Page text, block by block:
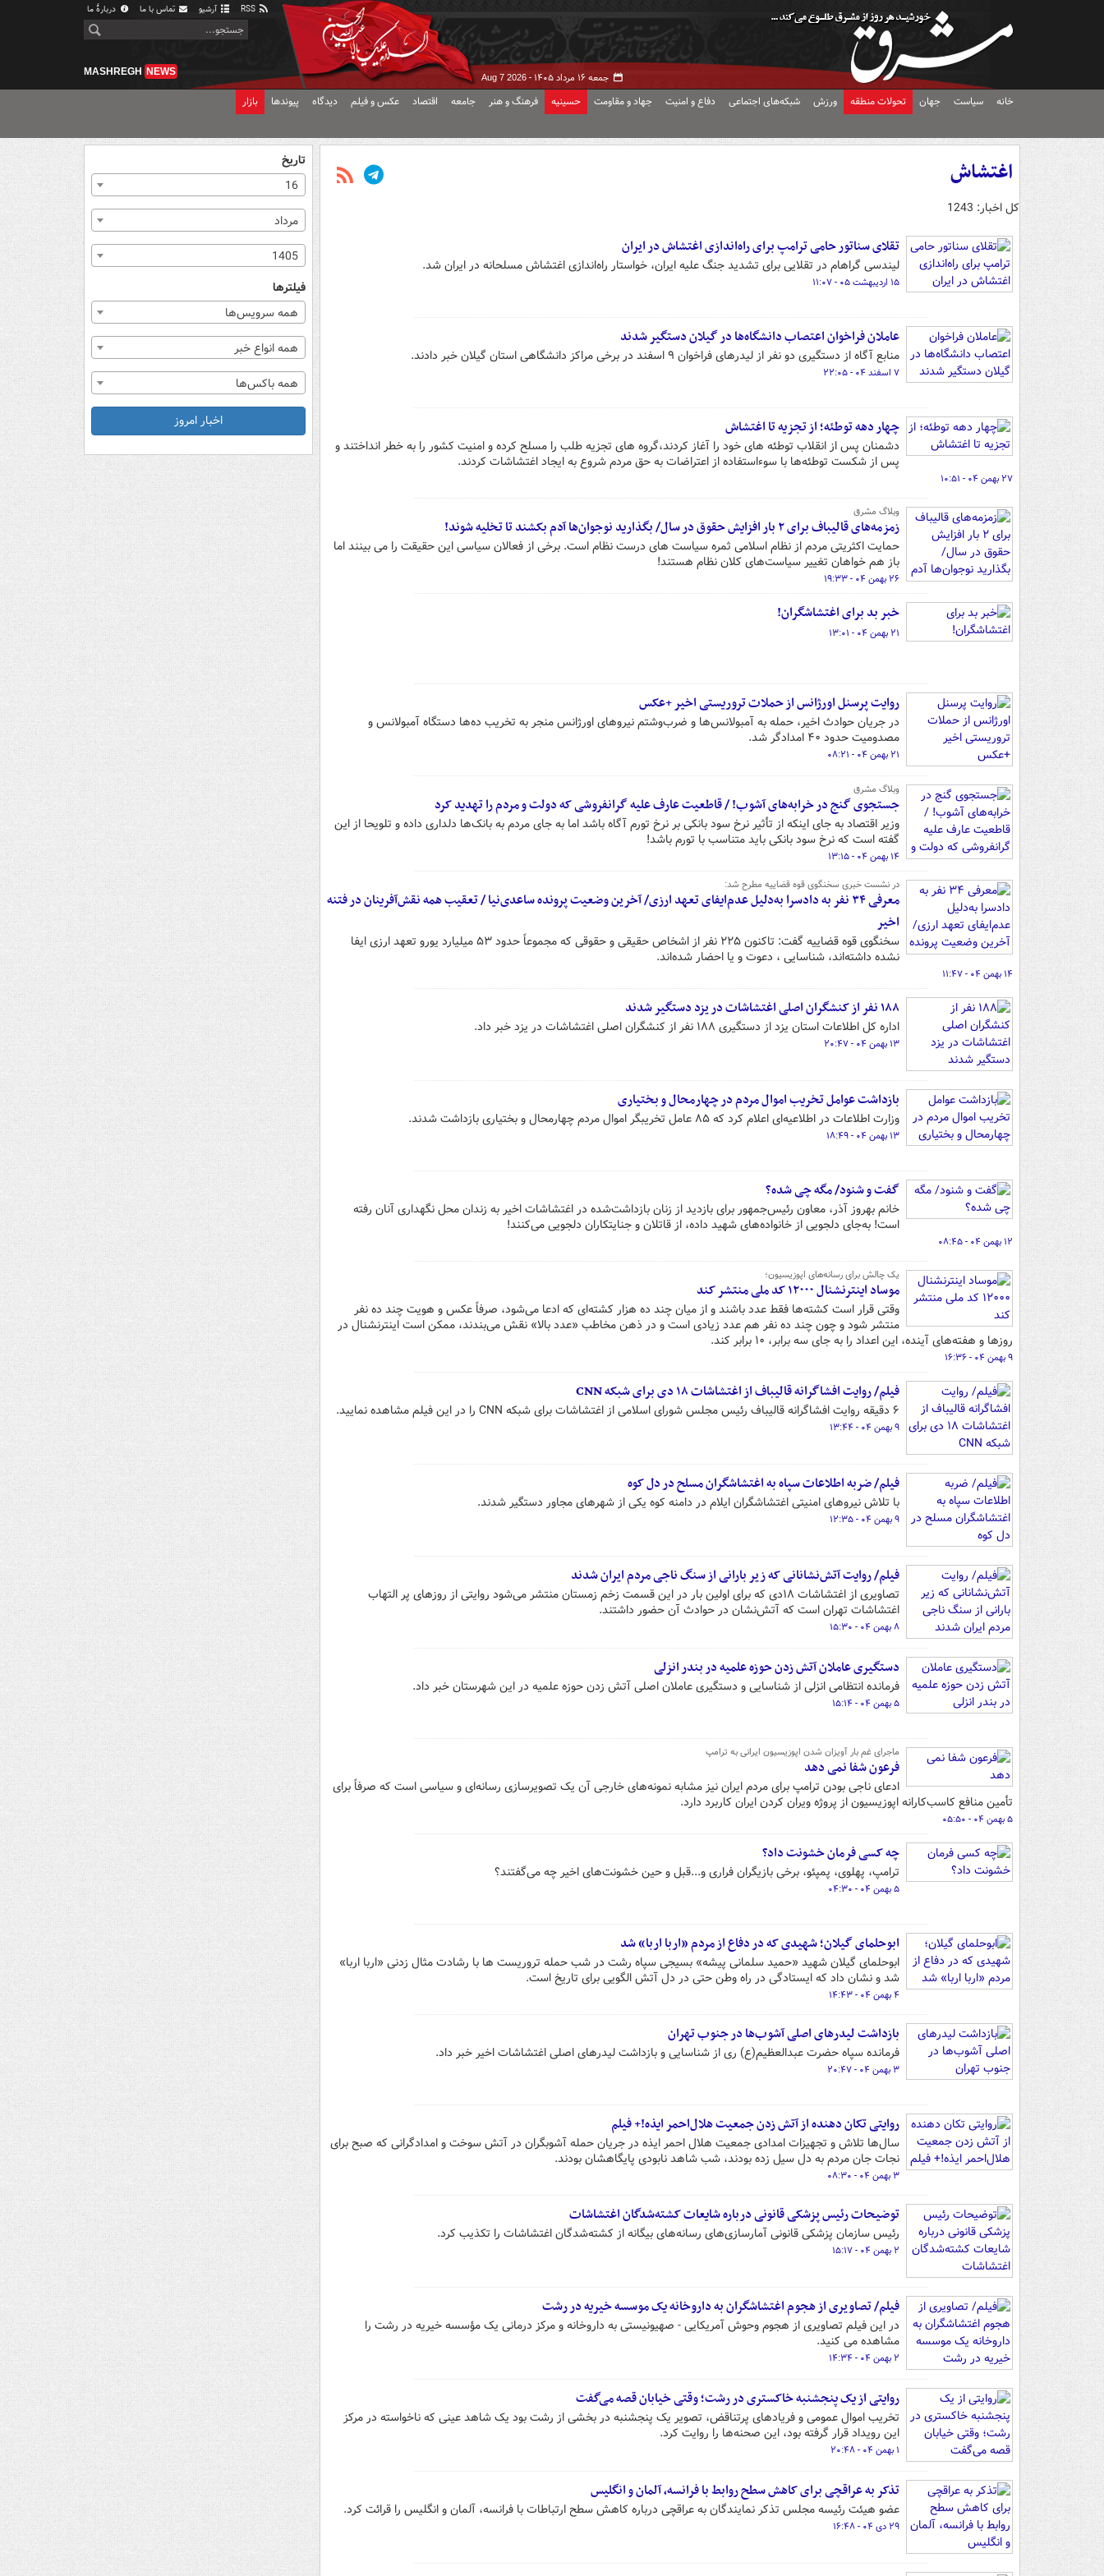
آرشیو تماس با ما دربارهٔ ما
جمعه ۱۶ مرداد ۱۴۰۵ - Aug 7 2026
MASHREGH NEWS
خانه سیاست جهان تحولات منطقه ورزش شبکه‌های اجتماعی دفاع و امنیت جهاد و مقاومت حسینیه فرهنگ و هنر جامعه اقتصاد عکس و فیلم دیدگاه پیوندها بازار
اغتشاش
کل اخبار: 1243
تقلای سناتور حامی ترامپ برای راه‌اندازی اغتشاش در ایران
لیندسی گراهام در تقلایی برای تشدید جنگ علیه ایران، خواستار راه‌اندازی اغتشاش مسلحانه در ایران شد.
۱۵ اردیبهشت ۰۵ - ۱۱:۰۷
عاملان فراخوان اعتصاب دانشگاه‌ها در گیلان دستگیر شدند
منابع آگاه از دستگیری دو نفر از لیدرهای فراخوان ۹ اسفند در برخی مراکز دانشگاهی استان گیلان خبر دادند.
۷ اسفند ۰۴ - ۲۲:۰۵
چهار دهه توطئه؛ از تجزیه تا اغتشاش
دشمنان پس از انقلاب توطئه های خود را آغاز کردند،گروه های تجزیه طلب را مسلح کرده و امنیت کشور را به خطر انداختند و
پس از شکست توطئه‌ها با سوءاستفاده از اعتراضات به حق مردم شروع به ایجاد اغتشاشات کردند.
۲۷ بهمن ۰۴ - ۱۰:۵۱
وبلاگ مشرق
زمزمه‌های قالیباف برای ۲ بار افزایش حقوق در سال/ بگذارید نوجوان‌ها آدم بکشند تا تخلیه شوند!
حمایت اکثریتی مردم از نظام اسلامی ثمره سیاست های درست نظام است. برخی از فعالان سیاسی این حقیقت را می بینند اما
باز هم خواهان تغییر سیاست‌های کلان نظام هستند!
۲۶ بهمن ۰۴ - ۱۹:۳۳
خبر بد برای اغتشاشگران!
۲۱ بهمن ۰۴ - ۱۳:۰۱
روایت پرسنل اورژانس از حملات تروریستی اخیر +عکس
در جریان حوادث اخیر، حمله به آمبولانس‌ها و ضرب‌وشتم نیروهای اورژانس منجر به تخریب ده‌ها دستگاه آمبولانس و
مصدومیت حدود ۴۰ امدادگر شد.
۲۱ بهمن ۰۴ - ۰۸:۲۱
وبلاگ مشرق
جستجوی گنج در خرابه‌های آشوب! / قاطعیت عارف علیه گرانفروشی که دولت و مردم را تهدید کرد
وزیر اقتصاد به جای اینکه از تأثیر نرخ سود بانکی بر نرخ تورم آگاه باشد اما به جای مردم به بانک‌ها دلداری داده و تلویحا از این
گفته است که نرخ سود بانکی باید متناسب با تورم باشد!
۱۴ بهمن ۰۴ - ۱۳:۱۵
در نشست خبری سخنگوی قوه قضاییه مطرح شد:
معرفی ۳۴ نفر به دادسرا به‌دلیل عدم‌ایفای تعهد ارزی/ آخرین وضعیت پرونده ساعدی‌نیا / تعقیب همه نقش‌آفرینان در فتنه
اخیر
سخنگوی قوه قضاییه گفت: تاکنون ۲۲۵ نفر از اشخاص حقیقی و حقوقی که مجموعاً حدود ۵۳ میلیارد یورو تعهد ارزی ایفا
نشده داشته‌اند، شناسایی ، دعوت و یا احضار شده‌اند.
۱۴ بهمن ۰۴ - ۱۱:۴۷
١٨٨ نفر از کنشگران اصلی اغتشاشات در یزد دستگیر شدند
اداره کل اطلاعات استان یزد از دستگیری ١٨٨ نفر از کنشگران اصلی اغتشاشات در یزد خبر داد.
۱۳ بهمن ۰۴ - ۲۰:۴۷
بازداشت عوامل تخریب اموال مردم در چهارمحال و بختیاری
وزارت اطلاعات در اطلاعیه‌ای اعلام کرد که ۸۵ عامل تخریبگر اموال مردم چهارمحال و بختیاری‌ بازداشت شدند.
۱۳ بهمن ۰۴ - ۱۸:۴۹
گفت و شنود/ مگه چی شده؟
خانم بهروز آذر، معاون رئیس‌جمهور برای بازدید از زنان بازداشت‌شده در اغتشاشات اخیر به زندان محل نگهداری آنان رفته
است! به‌جای دلجویی از خانواده‌های شهید داده، از قاتلان و جنایتکاران دلجویی می‌کنند!
۱۲ بهمن ۰۴ - ۰۸:۴۵
یک چالش برای رسانه‌های اپوزیسیون؛
موساد اینترنشنال ۱۲۰۰۰ کد ملی منتشر کند
وقتی قرار است کشته‌ها فقط عدد باشند و از میان چند ده هزار کشته‌ای که ادعا می‌شود، صرفاً عکس و هویت چند ده نفر
منتشر شود و چون چند ده نفر هم عدد زیادی است و در ذهن مخاطب «عدد بالا» نقش می‌بندند، ممکن است اینترنشنال در
روزها و هفته‌های آینده، این اعداد را به جای سه برابر، ۱۰ برابر کند.
۹ بهمن ۰۴ - ۱۶:۳۶
فیلم/ روایت افشاگرانه قالیباف از اغتشاشات ۱۸ دی برای شبکه CNN
۶ دقیقه روایت افشاگرانه قالیباف رئیس مجلس شورای اسلامی از اغتشاشات برای شبکه CNN را در این فیلم مشاهده نمایید.
۹ بهمن ۰۴ - ۱۳:۴۴
فیلم/ ضربه اطلاعات سپاه به اغتشاشگران مسلح در دل کوه
با تلاش نیروهای امنیتی اغتشاشگران ایلام در دامنه کوه یکی از شهرهای مجاور دستگیر شدند.
۹ بهمن ۰۴ - ۱۲:۳۵
فیلم/ روایت آتش‌نشانانی که زیر بارانی از سنگ ناجی مردم ایران شدند
تصاویری از اغتشاشات ۱۸دی که برای اولین بار در این قسمت زخم زمستان منتشر می‌شود روایتی از روزهای پر التهاب
اغتشاشات تهران است که آتش‌نشان در حوادث آن حضور داشتند.
۸ بهمن ۰۴ - ۱۵:۳۰
دستگیری عاملان آتش زدن حوزه علمیه در بندر انزلی
فرمانده انتظامی انزلی از شناسایی و دستگیری عاملان اصلی آتش زدن حوزه علمیه در این شهرستان خبر داد.
۵ بهمن ۰۴ - ۱۵:۱۴
ماجرای غم بار آویزان شدن اپوزیسیون ایرانی به ترامپ
فرعون شفا نمی دهد
ادعای ناجی بودن ترامپ برای مردم ایران نیز مشابه نمونه‌های خارجی آن یک تصویرسازی رسانه‌ای و سیاسی است که صرفاً برای
تأمین منافع کاسب‌کارانه اپوزیسیون از پروژه ویران کردن ایران کاربرد دارد.
۵ بهمن ۰۴ - ۰۵:۵۰
چه کسی فرمان خشونت داد؟
ترامپ، پهلوی‌، پمپئو، برخی بازیگران فراری و...قبل و حین خشونت‌های اخیر چه می‌گفتند؟
۵ بهمن ۰۴ - ۰۴:۳۰
ابوحلمای گیلان؛ شهیدی که در دفاع از مردم «اربا اربا» شد
ابوحلمای گیلان شهید «حمید سلمانی پیشه» بسیجی سپاه رشت در شب حمله تروریست ها با رشادت مثال زدنی «اربا اربا»
شد و نشان داد که ایستادگی در راه وطن حتی در دل آتش الگویی برای تاریخ است.
۴ بهمن ۰۴ - ۱۴:۴۳
بازداشت لیدرهای اصلی آشوب‌ها در جنوب تهران
فرمانده سپاه حضرت عبدالعظیم(ع) ری از شناسایی و بازداشت لیدرهای اصلی اغتشاشات اخیر خبر داد.
۳ بهمن ۰۴ - ۲۰:۴۷
روایتی تکان دهنده از آتش زدن جمعیت هلال‌احمر ایذه!+ فیلم
سال‌ها تلاش و تجهیزات امدادی جمعیت هلال احمر ایذه در جریان حمله آشوبگران در آتش سوخت و امدادگرانی که صبح برای
نجات جان مردم به دل سیل زده بودند، شب شاهد نابودی پایگاهشان بودند.
۳ بهمن ۰۴ - ۰۸:۳۰
توضیحات رئیس پزشکی قانونی درباره شایعات کشته‌شدگان اغتشاشات
رئیس سازمان پزشکی قانونی آمارسازی‌های رسانه‌های بیگانه از کشته‌شدگان اغتشاشات را تکذیب کرد.
۲ بهمن ۰۴ - ۱۵:۱۷
فیلم/ تصاویری از هجوم اغتشاشگران به داروخانه یک موسسه خیریه در رشت
در این فیلم تصاویری از هجوم وحوش آمریکایی - صهیونیستی به داروخانه و مرکز درمانی یک مؤسسه خیریه در رشت را
مشاهده می کنید.
۲ بهمن ۰۴ - ۱۴:۳۴
روایتی از یک پنجشنبه خاکستری در رشت؛ وقتی خیابان قصه می‌گفت
تخریب اموال عمومی و فریادهای پرتناقض، تصویر یک پنجشنبه در بخشی از رشت بود یک شاهد عینی که ناخواسته در مرکز
این رویداد قرار گرفته بود، این صحنه‌ها را روایت کرد.
۱ بهمن ۰۴ - ۲۰:۴۸
تذکر به عراقچی برای کاهش سطح روابط با فرانسه، آلمان و انگلیس
عضو هیئت رئیسه مجلس تذکر نمایندگان به عراقچی درباره کاهش سطح ارتباطات با فرانسه، آلمان و انگلیس را قرائت کرد.
۲۹ دی ۰۴ - ۱۶:۴۸
تاریخ
16
مرداد
1405
فیلترها
همه سرویس‌ها
همه انواع خبر
همه باکس‌ها
اخبار امروز